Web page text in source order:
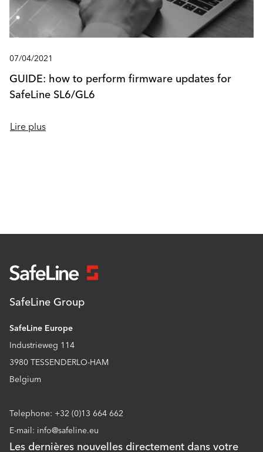
07/04/2021
GUIDE: how to perform firmware updates for
SafeLine SL6/GL6
Lire plus
SafeLine Group
SafeLine Europe
Industrieweg 114
3980 TESSENDERLO-HAM
Belgium
Telephone: +32 (0)13 664 662
E-mail: info@safeline.eu
Les dernières nouvelles directement dans votre